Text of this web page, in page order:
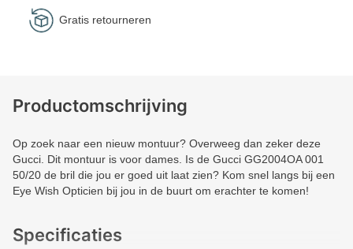
Gratis retourneren
Productomschrijving
Op zoek naar een nieuw montuur? Overweeg dan zeker deze
Gucci. Dit montuur is voor dames. Is de Gucci GG2004OA 001
50/20 de bril die jou er goed uit laat zien? Kom snel langs bij een
Eye Wish Opticien bij jou in de buurt om erachter te komen!
Specificaties